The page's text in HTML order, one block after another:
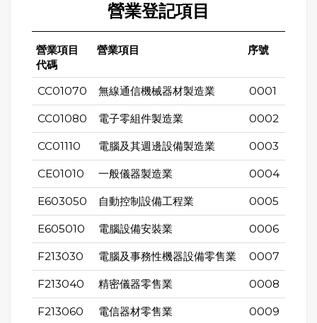
營業登記項目
營業項目
代碼
營業項目 序號
CC01070 無線通信機械器材製造業 0001
CC01080 電子零組件製造業 0002
CC01110 電腦及其週邊設備製造業 0003
CE01010 一般儀器製造業 0004
E603050 自動控制設備工程業 0005
E605010 電腦設備安裝業 0006
F213030 電腦及事務性機器設備零售業 0007
F213040 精密儀器零售業 0008
F213060 電信器材零售業 0009